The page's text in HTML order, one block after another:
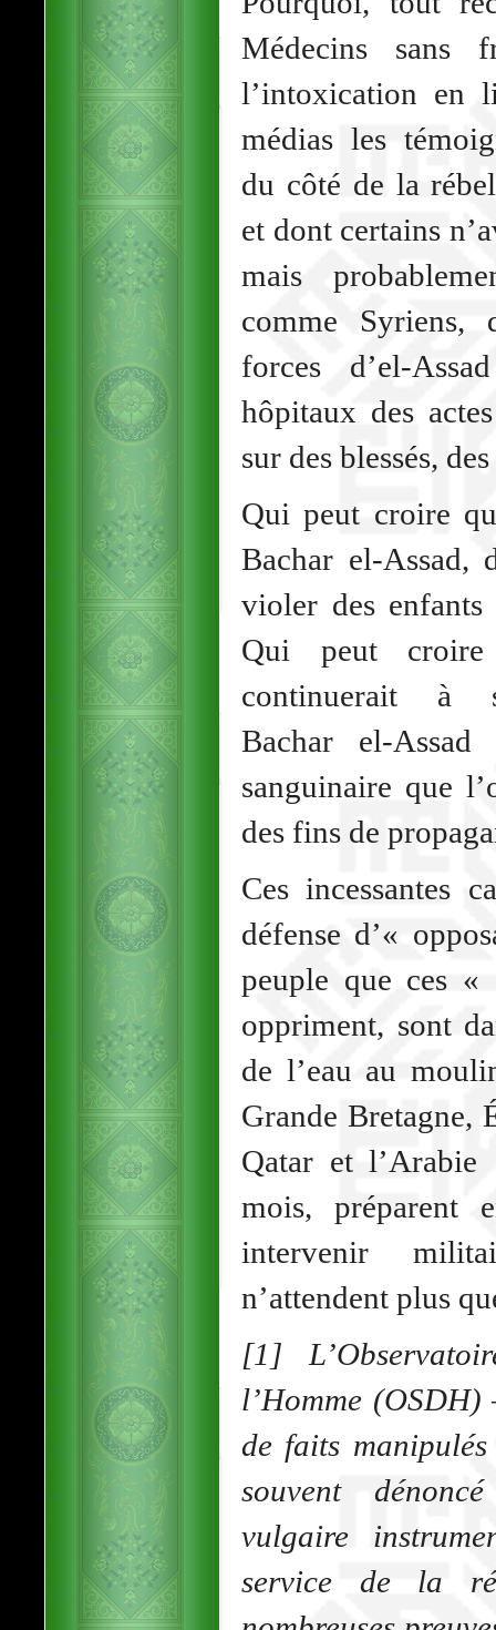
Médecins sans
l’intoxication en
médias les
du côté de la
et dont certains
mais
comme Syriens,
forces d’el-
hôpitaux des
sur des blessés,
Qui peut croire
Bachar el-Assad,
violer des
Qui peut
continuerait à
Bachar el-
sanguinaire que
des fins de
Ces incessantes
défense d’«
peuple que ces «
oppriment, sont
de l’eau au
Grande Bretagne,
Qatar et l’Arabie
mois, préparent
intervenir
n’attendent plus
[1]
l’Homme
de faits
souvent
vulgaire
service de la